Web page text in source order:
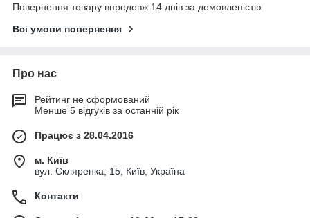
Повернення товару впродовж 14 днів за домовленістю
Всі умови повернення
Про нас
Рейтинг не сформований
Менше 5 відгуків за останній рік
Працює з 28.04.2016
м. Київ
вул. Скляренка, 15, Київ, Україна
Контакти